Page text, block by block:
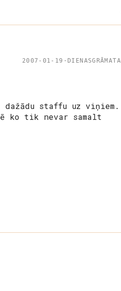
2007-01-19 · DIENASGRĀMATA
staffu uz viņiem.
ko tik nevar samalt